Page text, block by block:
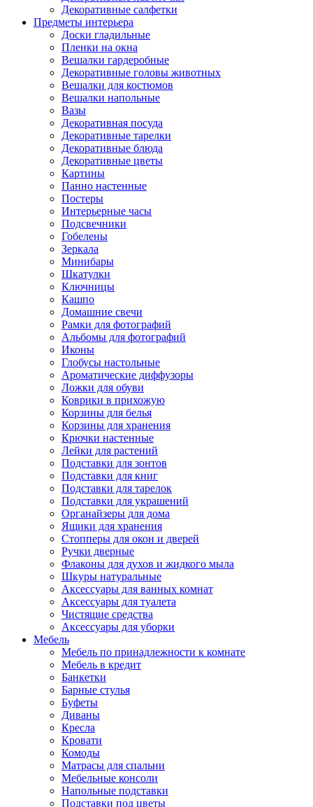
Декоративные салфетки
Предметы интерьера
Доски гладильные
Пленки на окна
Вешалки гардеробные
Декоративные головы животных
Вешалки для костюмов
Вешалки напольные
Вазы
Декоративная посуда
Декоративные тарелки
Декоративные блюда
Декоративные цветы
Картины
Панно настенные
Постеры
Интерьерные часы
Подсвечники
Гобелены
Зеркала
Минибары
Шкатулки
Ключницы
Кашпо
Домашние свечи
Рамки для фотографий
Альбомы для фотографий
Иконы
Глобусы настольные
Ароматические диффузоры
Ложки для обуви
Коврики в прихожую
Корзины для белья
Корзины для хранения
Крючки настенные
Лейки для растений
Подставки для зонтов
Подставки для книг
Подставки для тарелок
Подставки для украшений
Органайзеры для дома
Ящики для хранения
Стопперы для окон и дверей
Ручки дверные
Флаконы для духов и жидкого мыла
Шкуры натуральные
Аксессуары для ванных комнат
Аксессуары для туалета
Чистящие средства
Аксессуары для уборки
Мебель
Мебель по принадлежности к комнате
Мебель в кредит
Банкетки
Барные стулья
Буфеты
Диваны
Кресла
Кровати
Комоды
Матрасы для спальни
Мебельные консоли
Напольные подставки
Подставки под цветы